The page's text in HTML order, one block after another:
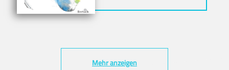
Mehr anzeigen